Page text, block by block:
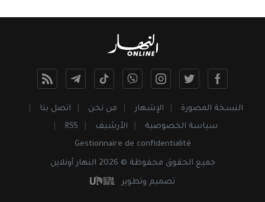
النسخة المصورة الإشهار من نحن
اتصل بنا
سياسة الخصوصية
الأرشيف
RSS
Gestionnaire de confidentialité
جميع الحقوق محفوظة © 2026 النهار أونلاين
تصميم وتطوير